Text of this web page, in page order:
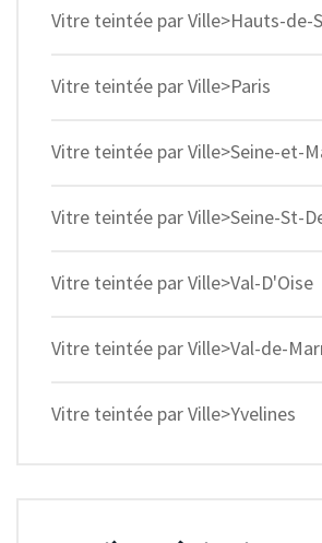
Vitre teintée par Ville>Hauts-de-
Vitre teintée par Ville>Paris
Vitre teintée par Ville>Seine-et-
Vitre teintée par Ville>Seine-St-
Vitre teintée par Ville>Val-D'Oise
Vitre teintée par Ville>Val-de-
Vitre teintée par Ville>Yvelines